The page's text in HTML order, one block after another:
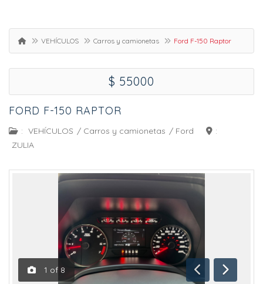
VEHÍCULOS Carros y camionetas Ford F-150 Raptor
$ 55000
FORD F-150 RAPTOR
: VEHÍCULOS / Carros y camionetas / Ford
:
ZULIA
1 of 8